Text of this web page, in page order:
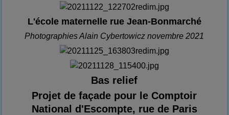
L'école maternelle rue Jean-Bonmarché
Photographies Alain Cybertowicz novembre 2021
Bas relief
Projet de façade pour le Comptoir
National d'Escompte, rue de Paris